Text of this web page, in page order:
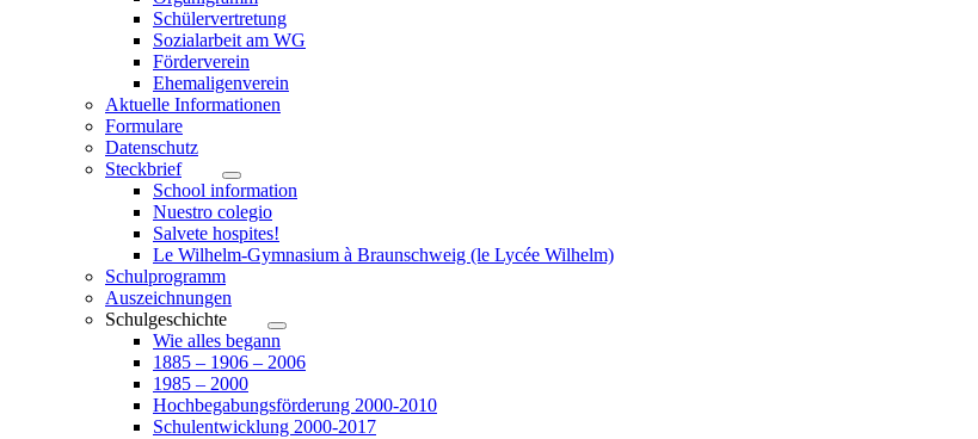
Schülervertretung
Sozialarbeit am WG
Förderverein
Ehemaligenverein
Aktuelle Informationen
Formulare
Datenschutz
Steckbrief
School information
Nuestro colegio
Salvete hospites!
Le Wilhelm-Gymnasium à Braunschweig (le Lycée Wilhelm)
Schulprogramm
Auszeichnungen
Schulgeschichte
Wie alles begann
1885 – 1906 – 2006
1985 – 2000
Hochbegabungsförderung 2000-2010
Schulentwicklung 2000-2017